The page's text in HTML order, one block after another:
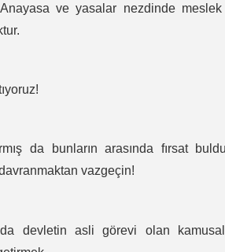
ve yasalar nezdinde
da bunların arasında fırsat
vazgeçin!
devletin asli görevi olan kamusal